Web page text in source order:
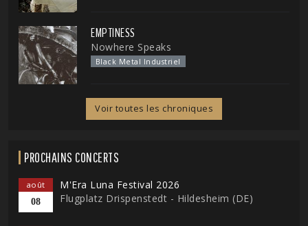
EMPTINESS
Nowhere Speaks
Black Metal Industriel
Voir toutes les chroniques
PROCHAINS CONCERTS
août
08
M'Era Luna Festival 2026
Flugplatz Drispenstedt - Hildesheim (DE)